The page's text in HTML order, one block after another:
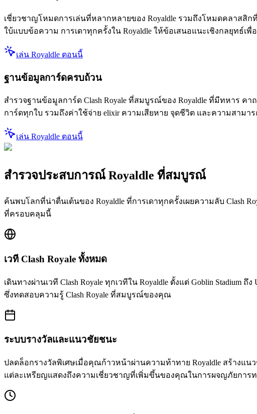
เชี่ยวชาญโหมดการเล่นที่หลากหลายของ Royaldle รวมถึงโหมดคลา
ใบ้แบบข้อความ การเดาทุกครั้งใน Royaldle ให้ข้อเสนอแนะเชิงกลยุทธ์เพื่
เล่น Royaldle ตอนนี้
ฐานข้อมูลการ์ดครบถ้วน
สำรวจฐานข้อมูลการ์ด Clash Royale ที่สมบูรณ์ของ Royaldle ที่มีทหาร
การ์ดทุกใบ รวมถึงค่าใช้จ่าย elixir ความเสียหาย จุดชีวิต และความสามาร
เล่น Royaldle ตอนนี้
สำรวจประสบการณ์ Royaldle ที่สมบูรณ์
ค้นพบโลกที่น่าตื่นเต้นของ Royaldle ที่การเดาทุกครั้งเผยความลับ Clash
ที่ครอบคลุมนี้
เวที Clash Royale ทั้งหมด
เดินทางผ่านเวที Clash Royale ทุกเวทีใน Royaldle ตั้งแต่ Goblin
ซึ่งทดสอบความรู้ Clash Royale ที่สมบูรณ์ของคุณ
ระบบรางวัลและแนวชัยชนะ
ปลดล็อกรางวัลพิเศษเมื่อคุณก้าวหน้าผ่านความท้าทาย Royaldle สร้างแ
แต่ละเหรียญแสดงถึงความเชี่ยวชาญที่เพิ่มขึ้นของคุณในการผจญภัยการทา